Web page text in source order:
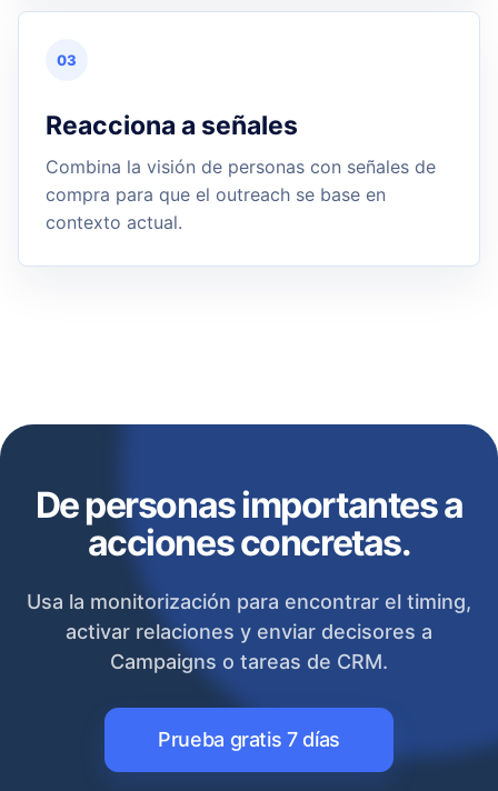
03
Reacciona a señales
Combina la visión de personas con señales de
compra para que el outreach se base en
contexto actual.
De personas importantes a
acciones concretas.
Usa la monitorización para encontrar el timing,
activar relaciones y enviar decisores a
Campaigns o tareas de CRM.
Prueba gratis 7 días